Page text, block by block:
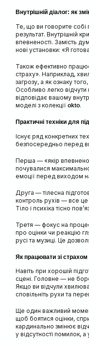
Внутрішній діалог: як
Те, що ви говорите
результат. Внутрішній
впевненості. Замість
нові установки: «Я
Також ефективно
страху». Наприклад,
загрозу, а як ознаку
Особливо легко
відповідає вашому
моделі з колекції okto.
Практичні техніки для
Існує ряд конкретних
безпосередньо перед
Перша — «якір
почувалися
емоції перед виходом
Друга — тілесна
контроль рухів — все це
Тіло і психіка тісно
Третя — фокус на
про оцінки чи реакцію
русі та музиці. Це
Як працювати зі
Навіть при хорошій
сцені. Головне — не
Якщо ви відчули
сповільніть рухи та
Ще один важливий
щоб боятися оцінки,
кардинально змінює
у відсутності помилок, а